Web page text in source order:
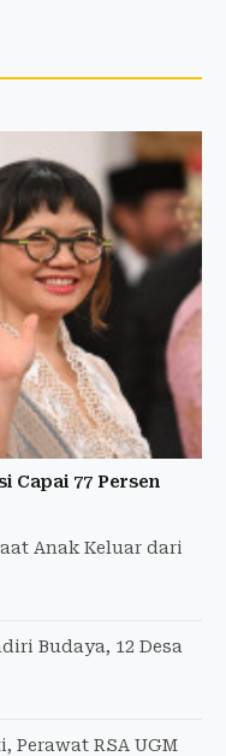
Capai 77 Persen
Anak Keluar dari
Budaya, 12 Desa
Perawat RSA UGM